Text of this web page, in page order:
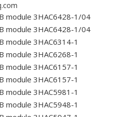
module 3HAC6428-1/04
module 3HAC6428-1/04
module 3HAC6314-1
module 3HAC6268-1
module 3HAC6157-1
module 3HAC6157-1
module 3HAC5981-1
module 3HAC5948-1